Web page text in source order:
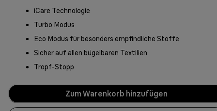
iCare Technologie
Turbo Modus
Eco Modus für besonders empfindliche Stoffe
Sicher auf allen bügelbaren Textilien
Tropf-Stopp
Zum Warenkorb hinzufügen